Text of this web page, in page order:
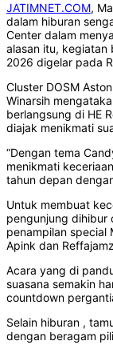
JATIMNET.COM,
dalam hiburan
Center dalam
alasan itu, kegiatan
2026 digelar pada
Cluster DOSM
Winarsih
berlangsung di HE
diajak menikmati
“Dengan tema
menikmati
tahun depan
Untuk membuat
pengunjung dihibur
penampilan special
Apink dan
Acara yang di
suasana semakin
countdown
Selain hiburan ,
dengan beragam